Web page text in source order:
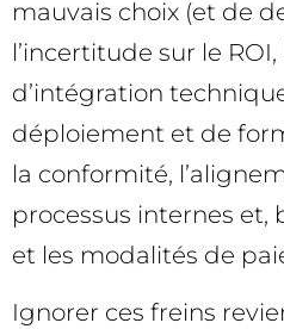
mauvais choix (et de
l’incertitude sur le
d’intégration
déploiement et de
la conformité,
processus internes et,
et les modalités de
Ignorer ces freins